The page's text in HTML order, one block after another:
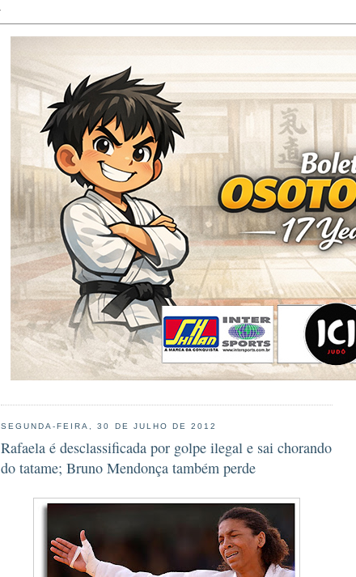
SEGUNDA-FEIRA, 30 DE JULHO DE 2012
Rafaela é desclassificada por golpe ilegal e sai chorando
do tatame; Bruno Mendonça também perde